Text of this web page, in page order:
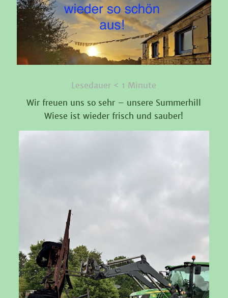
Lesedauer < 1 Minute
Wir freuen uns so sehr – unsere Summerhill
Wiese ist wieder frisch und sauber!